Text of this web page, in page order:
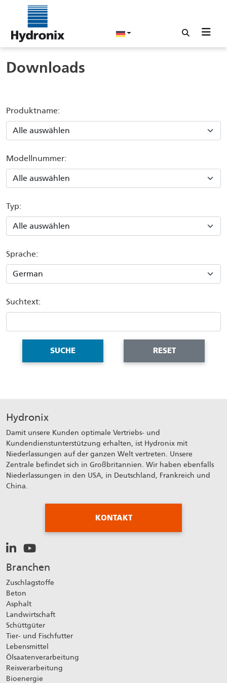
Downloads
Produktname:
Modellnummer:
Typ:
Sprache:
Suchtext:
SUCHE RESET
Hydronix
Damit unsere Kunden optimale Vertriebs- und
Kundendienstunterstützung erhalten, ist Hydronix mit
Niederlassungen auf der ganzen Welt vertreten. Unsere
Zentrale befindet sich in Großbritannien. Wir haben ebenfalls
Niederlassungen in den USA, in Deutschland, Frankreich und
China.
KONTAKT
Branchen
Zuschlagstoffe
Beton
Asphalt
Landwirtschaft
Schüttgüter
Tier- und Fischfutter
Lebensmittel
Ölsaatenverarbeitung
Reisverarbeitung
Bioenergie